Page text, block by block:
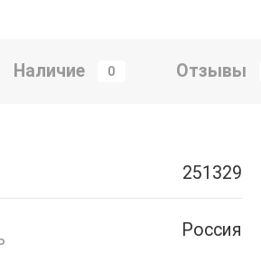
Наличие 0 Отзывы
251329
Россия